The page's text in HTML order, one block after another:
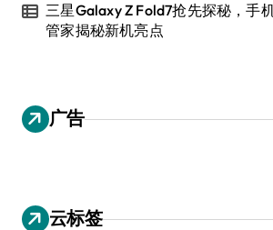
三星Galaxy Z Fold7抢先探秘，手
管家揭秘新机亮点
广告
云标签